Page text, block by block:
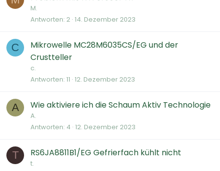
M.
Antworten 2 14. Dezember 2023
C
Mikrowelle MC28M6035CS/EG und der
Crustteller
c.
Antworten 11 12. Dezember 2023
A Wie aktiviere ich die Schaum Aktiv Technologie
A.
Antworten 4 12. Dezember 2023
T RS6JA8811B1/EG Gefrierfach kühlt nicht
t.